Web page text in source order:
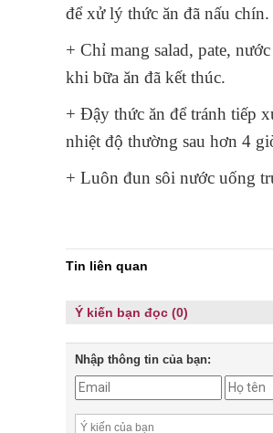
để xử lý thức ăn đã nấu chín.
+ Chỉ mang salad, pate,
khi bữa ăn đã kết thúc.
+ Đậy thức ăn để tránh tiếp
nhiệt độ thường sau hơn 4
+ Luôn đun sôi nước uống
Tin liên quan
Ý kiến bạn đọc (0)
Nhập thông tin của bạn: